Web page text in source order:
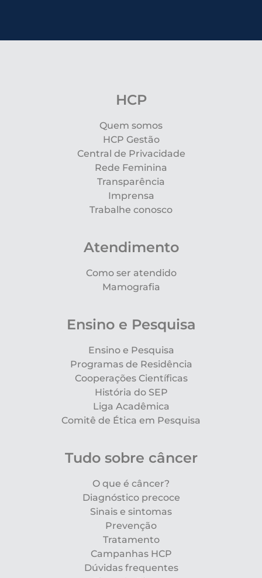
HCP
Quem somos
HCP Gestão
Central de Privacidade
Rede Feminina
Transparência
Imprensa
Trabalhe conosco
Atendimento
Como ser atendido
Mamografia
Ensino e Pesquisa
Ensino e Pesquisa
Programas de Residência
Cooperações Científicas
História do SEP
Liga Acadêmica
Comitê de Ética em Pesquisa
Tudo sobre câncer
O que é câncer?
Diagnóstico precoce
Sinais e sintomas
Prevenção
Tratamento
Campanhas HCP
Dúvidas frequentes